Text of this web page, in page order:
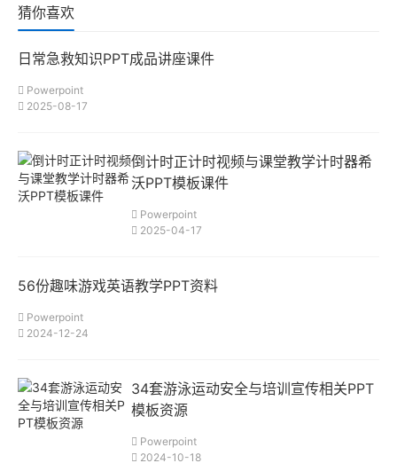
猜你喜欢
日常急救知识PPT成品讲座课件
Powerpoint
2025-08-17
倒计时正计时视频与课堂教学计时器希
沃PPT模板课件
Powerpoint
2025-04-17
56份趣味游戏英语教学PPT资料
Powerpoint
2024-12-24
34套游泳运动安全与培训宣传相关PPT
模板资源
Powerpoint
2024-10-18